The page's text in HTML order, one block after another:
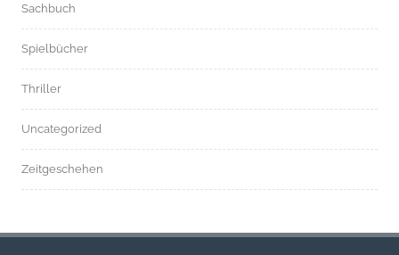
Sachbuch
Spielbücher
Thriller
Uncategorized
Zeitgeschehen